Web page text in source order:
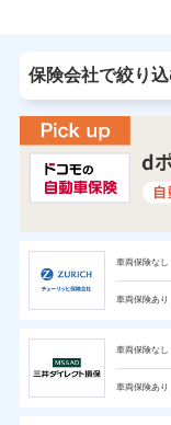
保険会社で絞り
車両保険なし
車両保険あり
車両保険なし
車両保険あり